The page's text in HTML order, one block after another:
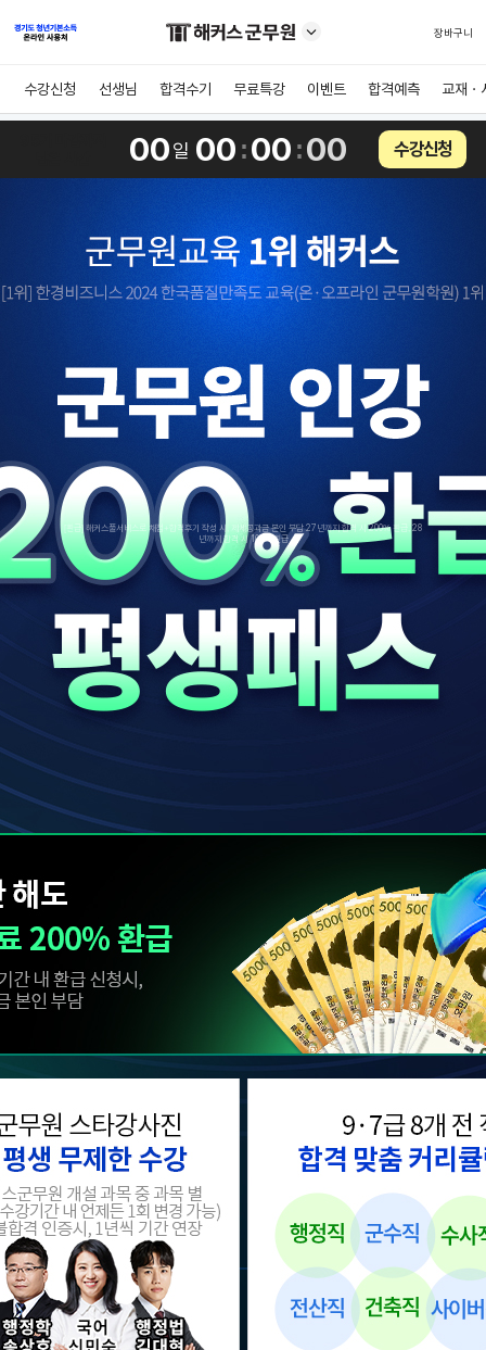
장바구니
수강신청 선생님 합격수기 무료특강 이벤트 합격예측 교재ㆍ
00 일 00 :00 :00 수강신청
[환급] 해커스풀서비스로 채점+합격후기 작성 시, 제세공과금 본인 부담 27년까지 합격 시 200% 환급, 28
년까지 합격 시 100% 환급